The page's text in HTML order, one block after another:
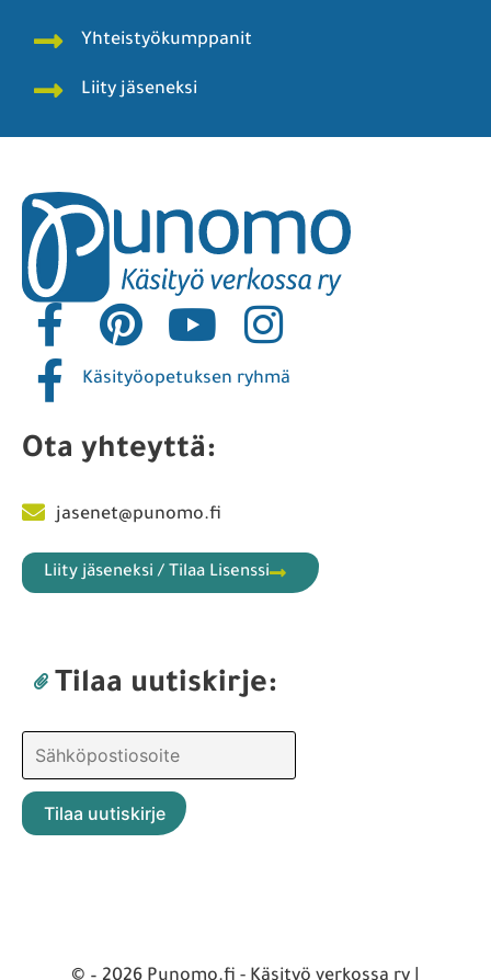
Yhteistyökumppanit
Liity jäseneksi
Käsityöopetuksen ryhmä
Ota yhteyttä:
jasenet@punomo.fi
Liity jäseneksi / Tilaa Lisenssi
Tilaa uutiskirje: